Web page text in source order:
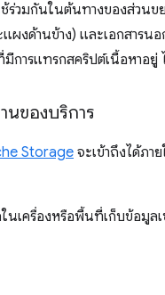
วมกันในต้นทางของส่วนข
งด้านข้าง) และเอกสารน
การแทรกสคริปต์เนื้อหาอยู่
นของบริการ
Storageจะเข้าถึงได้ภา
นเครื่องหรือพื้นที่เก็บข้อมู